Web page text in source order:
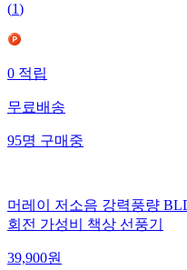
(1)
0 적립
무료배송
95명 구매중
머레이 저소음 강력풍량
회전 가성비 책상 선풍기
39,900원